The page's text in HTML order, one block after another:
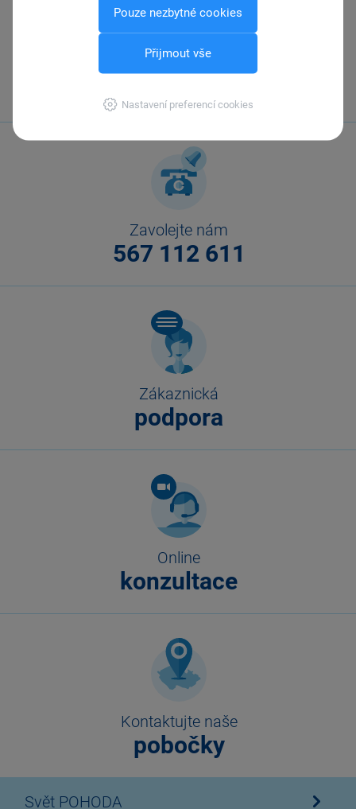
Pouze nezbytné cookies
Přijmout vše
Nastavení preferencí cookies
Pomohla Vám tato
Zavolejte nám
567 112 611
Zákaznická
podpora
Online
konzultace
Kontaktujte naše
pobočky
Svět POHODA